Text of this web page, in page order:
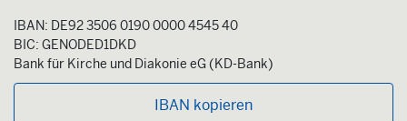
IBAN: DE92 3506 0190 0000 4545 40
BIC: GENODED1DKD
Bank für Kirche und Diakonie eG (KD-Bank)
IBAN kopieren